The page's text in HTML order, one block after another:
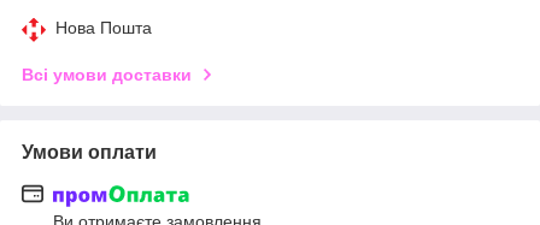
Нова Пошта
Всі умови доставки
Умови оплати